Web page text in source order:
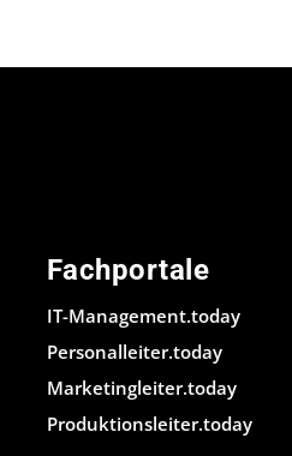
Fachportale
IT-Management.today
Personalleiter.today
Marketingleiter.today
Produktionsleiter.today